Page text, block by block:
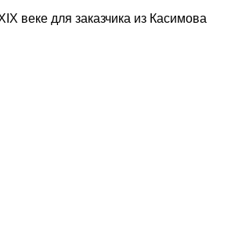
веке для заказчика из Касимова